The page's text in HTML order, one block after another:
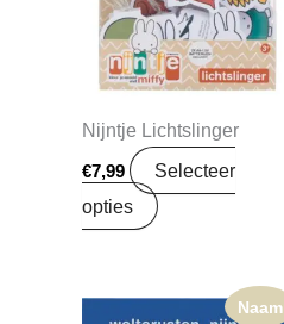
Nijntje Lichtslinger
€7,99
Selecteer
opties
Naam